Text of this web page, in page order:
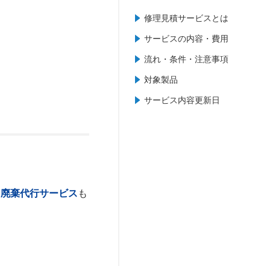
修理見積サービスとは
サービスの内容・費用
流れ・条件・注意事項
対象製品
サービス内容更新日
廃棄代行サービス も